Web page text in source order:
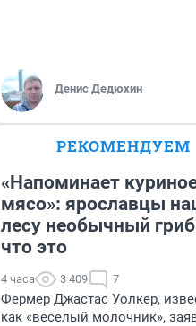
Денис Дедюхин
РЕКОМЕНДУЕМ
«Напоминает
мясо»: ярославцы
лесу необычный
что это
4 часа 3 409 7
Фермер Джастас Уолкер,
как «веселый молочник»,